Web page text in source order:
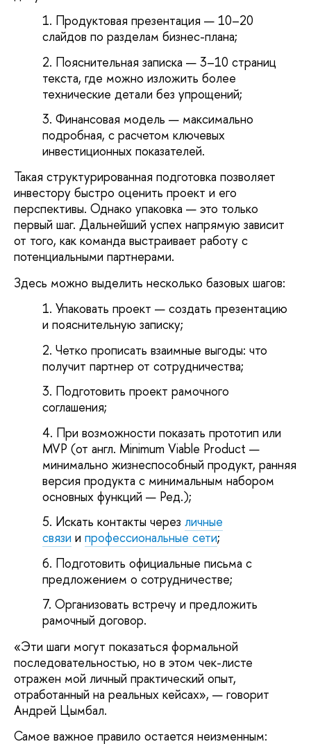
Продуктовая презентация — 10–20
слайдов по разделам бизнес-плана;
Пояснительная записка — 3–10 страниц
текста, где можно изложить более
технические детали без упрощений;
Финансовая модель — максимально
подробная, с расчетом ключевых
инвестиционных показателей.
Такая структурированная подготовка позволяет
инвестору быстро оценить проект и его
перспективы. Однако упаковка — это только
первый шаг. Дальнейший успех напрямую зависит
от того, как команда выстраивает работу с
потенциальными партнерами.
Здесь можно выделить несколько базовых шагов:
Упаковать проект — создать презентацию
и пояснительную записку;
Четко прописать взаимные выгоды: что
получит партнер от сотрудничества;
Подготовить проект рамочного
соглашения;
При возможности показать прототип или
MVP (от англ. Minimum Viable Product —
минимально жизнеспособный продукт, ранняя
версия продукта с минимальным набором
основных функций — Ред.);
Искать контакты черезличные
связи ипрофессиональные сети;
Подготовить официальные письма с
предложением о сотрудничестве;
Организовать встречу и предложить
рамочный договор.
«Эти шаги могут показаться формальной
последовательностью, но в этом чек-листе
отражен мой личный практический опыт,
отработанный на реальных кейсах», — говорит
Андрей Цымбал.
Самое важное правило остается неизменным: